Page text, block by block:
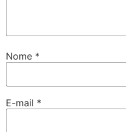
Nome *
E-mail *